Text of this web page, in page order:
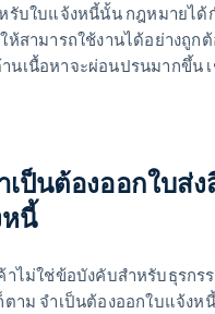
รับใบแจ้งหนี้นั้น กฎหมายได้
สามารถใช้งานได้อย่างถูกต้
นเนื้อหาจะผ่อนปรนมากขึ้น
เป็นต้องออกใบส่
นี้
าไม่ใช่ข้อบังคับสำหรับธุรกร
าม จำเป็นต้องออกใบแจ้งห